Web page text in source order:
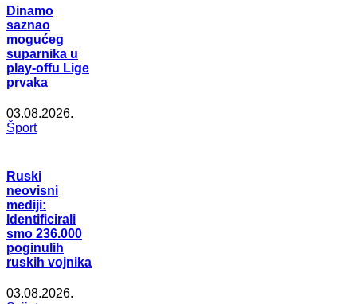
Dinamo
saznao
mogućeg
suparnika u
play-offu Lige
prvaka
03.08.2026.
Šport
Ruski
neovisni
mediji:
Identificirali
smo 236.000
poginulih
ruskih vojnika
03.08.2026.